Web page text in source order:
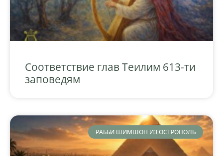
Соответствие глав Теилим 613-ти
заповедям
РАББИ ШИМШОН ИЗ ОСТРОПОЛЬ